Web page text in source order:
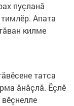
пуçланă
Апата
килме
татса
ăнăçлă. Ӗçлӗ